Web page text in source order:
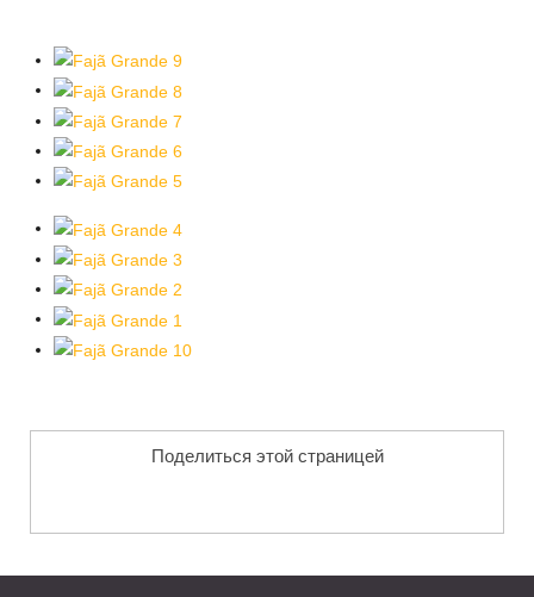
Поделиться этой страницей